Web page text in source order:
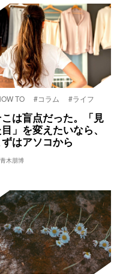
TO #コラム #ライフ
は盲点だった。「見
」を変えたいなら、
ずはアソコから
木朋博